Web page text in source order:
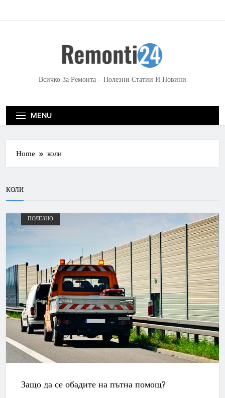
e
Всичко За Ремонта – Полезни Статии И Новини
MENU
Home коли
КОЛИ
ПОЛЕЗНО
Защо да се обадите на пътна помощ?